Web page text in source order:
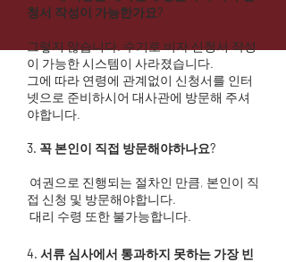
청서 작성이 가능한가요?
그렇지 않습니다. 수기로 비자 신청서 작성
이 가능한 시스템이 사라졌습니다.
그에 따라 연령에 관계없이 신청서를 인터
넷으로 준비하시어 대사관에 방문해 주셔
야합니다.
3. 꼭 본인이 직접 방문해야하나요?
여권으로 진행되는​ 절차인 만큼, 본인이 직
접 신청 및 방문해야합니다.
대리 수령 또한 불가능합니다.
4. 서류 심사에서 통과하지 못하는 가장 빈